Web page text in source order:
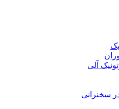
آلی